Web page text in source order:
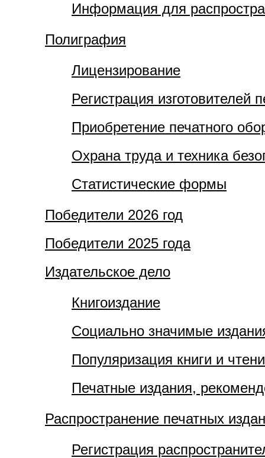
Информация для
Полиграфия
Лицензирование
Регистрация изготовителей
Приобретение печатного
Охрана труда и техника
Статистические формы
Победители 2026 год
Победители 2025 года
Издательское дело
Книгоиздание
Социально значимые
Популяризация книги и
Печатные издания,
Распространение печатных
Регистрация